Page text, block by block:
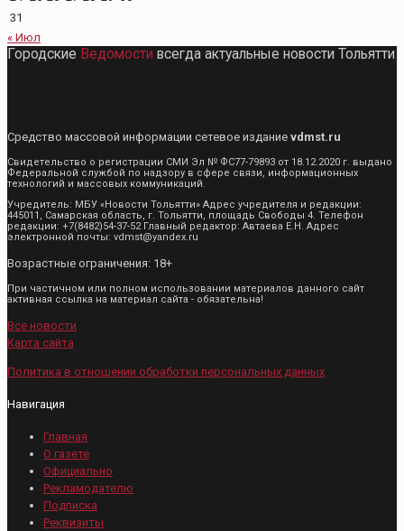
31
« Июл
Городские Ведомости всегда актуальные новости Тольятти
Средство массовой информации сетевое издание vdmst.ru
Свидетельство о регистрации СМИ Эл № ФС77-79893 от 18.12.2020 г. выдано
Федеральной службой по надзору в сфере связи, информационных
технологий и массовых коммуникаций.
Учредитель: МБУ «Новости Тольятти» Адрес учредителя и редакции:
445011, Самарская область, г. Тольятти, площадь Свободы 4. Телефон
редакции: +7(8482)54-37-52 Главный редактор: Автаева Е.Н. Адрес
электронной почты: vdmst@yandex.ru
Возрастные ограничения: 18+
При частичном или полном использовании материалов данного сайт
активная ссылка на материал сайта - обязательна!
Все новости
Карта сайта
Политика в отношении обработки персональных данных
Навигация
Главная
О газете
Официально
Рекламодателю
Подписка
Реквизиты